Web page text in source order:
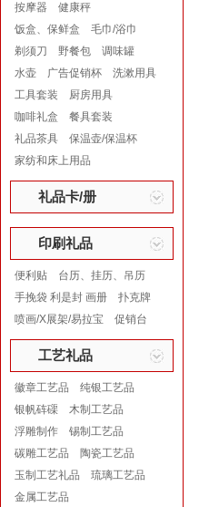
按摩器
健康秤
饭盒、保鲜盒
毛巾/浴巾
剃须刀
野餐包
调味罐
水壶
广告促销杯
洗漱用具
工具套装
厨房用具
咖啡礼盒
餐具套装
礼品茶具
保温壶/保温杯
家纺和床上用品
礼品卡/册
印刷礼品
便利贴
台历、挂历、吊历
手挽袋 利是封 画册
扑克牌
喷画/X展架/易拉宝
促销台
工艺礼品
徽章工艺品
纯银工艺品
银帆砗磲
木制工艺品
浮雕制作
锡制工艺品
碳雕工艺品
陶瓷工艺品
玉制工艺礼品
琉璃工艺品
金属工艺品